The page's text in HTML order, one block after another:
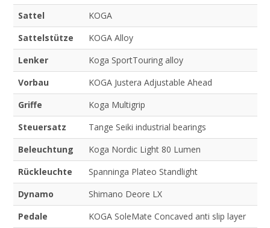
Sattel
KOGA
Sattelstütze
KOGA Alloy
Lenker
Koga SportTouring alloy
Vorbau
KOGA Justera Adjustable Ahead
Griffe
Koga Multigrip
Steuersatz
Tange Seiki industrial bearings
Beleuchtung
Koga Nordic Light 80 Lumen
Rückleuchte
Spanninga Plateo Standlight
Dynamo
Shimano Deore LX
Pedale
KOGA SoleMate Concaved anti slip layer